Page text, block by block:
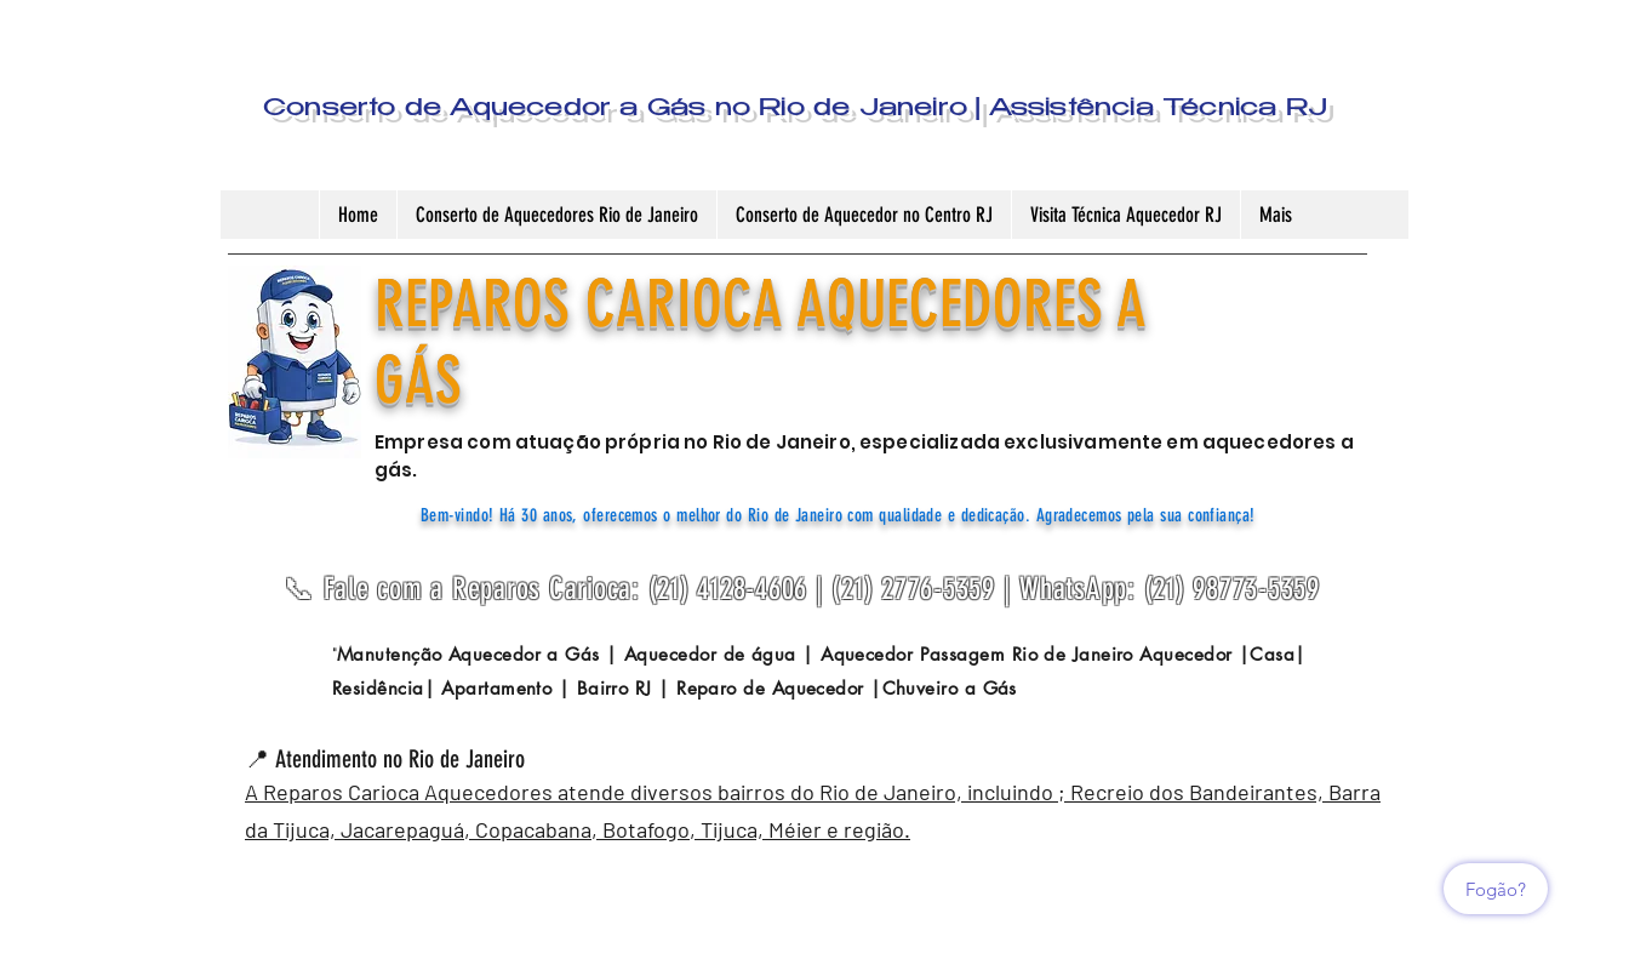
Conserto de Aquecedor a Gás no Rio de Janeiro | Assistência Técnica RJ
Home Conserto de Aquecedores Rio de Janeiro Conserto de Aquecedor no Centro RJ Visita Técnica Aquecedor RJ Mais
REPAROS CARIOCA AQUECEDORES A
GÁS
Empresa com atuação própria no Rio de Janeiro, especializada exclusivamente em aquecedores a
gás.
Bem-vindo! Há 30 anos, oferecemos o melhor do Rio de Janeiro com qualidade e dedicação. Agradecemos pela sua confiança!
📞 Fale com a Reparos Carioca: (21) 4128-4606 | (21) 2776-5359 | WhatsApp: (21) 98773-5359
"Manutenção Aquecedor a Gás | Aquecedor de água | Aquecedor Passagem Rio de Janeiro Aquecedor |Casa|
Residência| Apartamento | Bairro RJ | Reparo de Aquecedor |Chuveiro a Gás
📍 Atendimento no Rio de Janeiro
A Reparos Carioca Aquecedores atende diversos bairros do Rio de Janeiro, incluindo ; Recreio dos Bandeirantes, Barra
da Tijuca, Jacarepaguá, Copacabana, Botafogo, Tijuca, Méier e região.
Fogão?